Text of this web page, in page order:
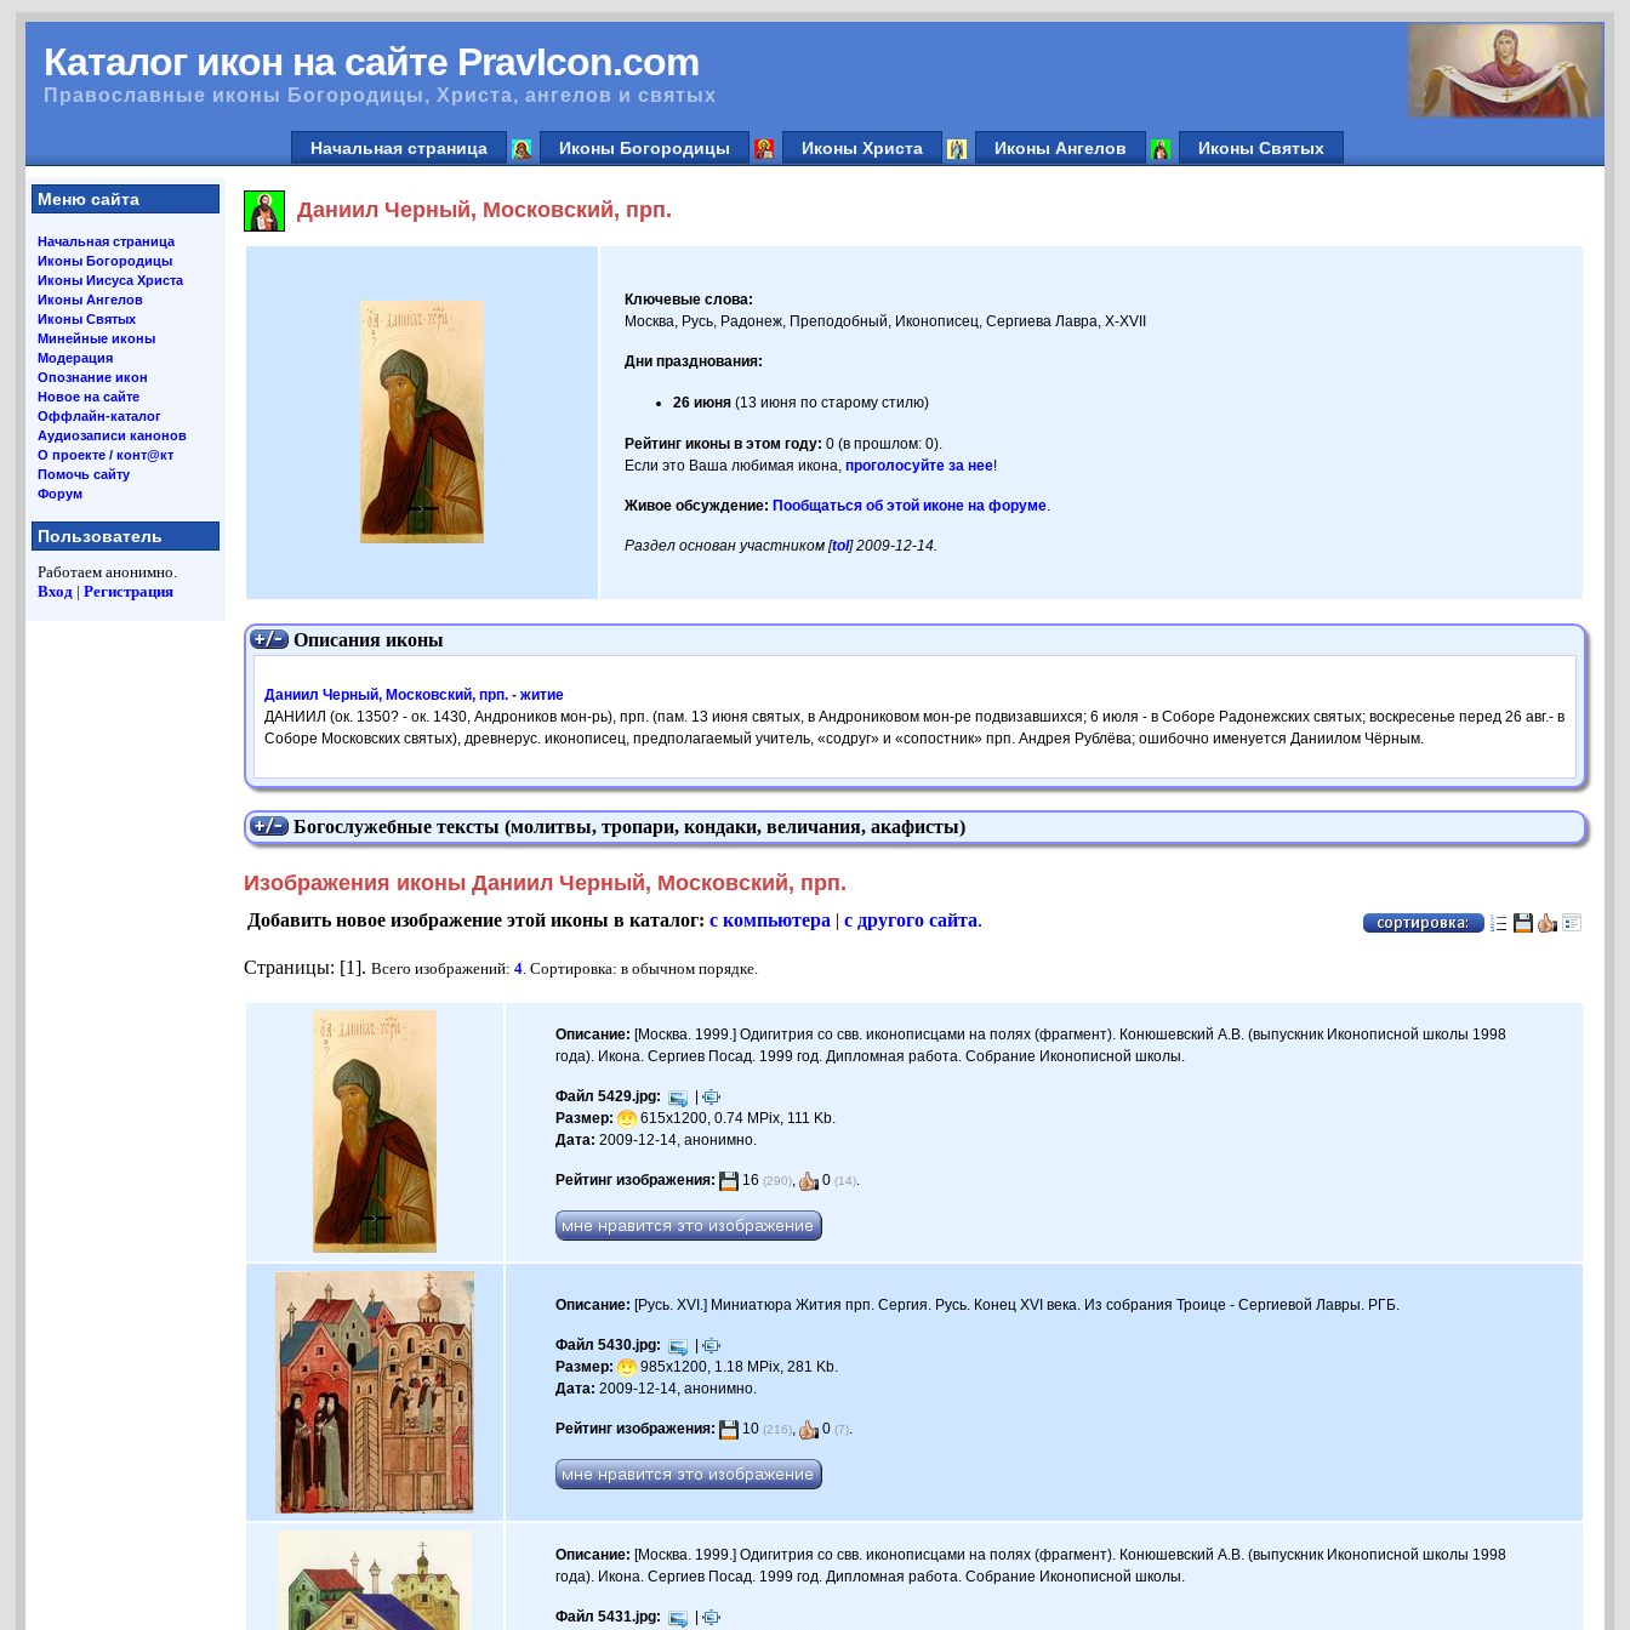
Каталог икон на сайте PravIcon.com
Православные иконы Богородицы, Христа, ангелов и святых
Начальная страница Иконы Богородицы Иконы Христа Иконы Ангелов Иконы Святых
Меню сайта
Начальная страница
Иконы Богородицы
Иконы Иисуса Христа
Иконы Ангелов
Иконы Святых
Минейные иконы
Модерация
Опознание икон
Новое на сайте
Оффлайн-каталог
Аудиозаписи канонов
О проекте / конт@кт
Помочь сайту
Форум
Пользователь
Работаем анонимно.
Вход |Регистрация
Даниил Черный, Московский, прп.
Ключевые слова:
Москва, Русь, Радонеж, Преподобный, Иконописец, Сергиева Лавра, X-XVII
Дни празднования:
26 июня (13 июня по старому стилю)
Рейтинг иконы в этом году: 0 (в прошлом: 0).
Если это Ваша любимая икона,проголосуйте за нее!
Живое обсуждение: Пообщаться об этой иконе на форуме.
Раздел основан участником [tol] 2009-12-14.
Описания иконы
Даниил Черный, Московский, прп. - житие
ДАНИИЛ (ок. 1350? - ок. 1430, Андроников мон-рь), прп. (пам. 13 июня святых, в Андрониковом мон-ре подвизавшихся; 6 июля - в Соборе Радонежских святых; воскресенье перед 26 авг.- в
Соборе Московских святых), древнерус. иконописец, предполагаемый учитель, «содруг» и «сопостник» прп. Андрея Рублёва; ошибочно именуется Даниилом Чёрным.
Богослужебные тексты (молитвы, тропари, кондаки, величания, акафисты)
Изображения иконы Даниил Черный, Московский, прп.
Добавить новое изображение этой иконы в каталог:с компьютера |с другого сайта.
Страницы: [1].Всего изображений:4. Сортировка: в обычном порядке.
Описание: [Москва. 1999.] Одигитрия со свв. иконописцами на полях (фрагмент). Конюшевский А.В. (выпускник Иконописной школы 1998
года). Икона. Сергиев Посад. 1999 год. Дипломная работа. Собрание Иконописной школы.
Файл 5429.jpg:
|
Размер:
615x1200, 0.74 MPix, 111 Kb.
Дата: 2009-12-14, анонимно.
Рейтинг изображения: 16(290), 0(14).
Описание: [Русь. XVI.] Миниатюра Жития прп. Сергия. Русь. Конец XVI века. Из собрания Троице - Сергиевой Лавры. РГБ.
Файл 5430.jpg:
|
Размер:
985x1200, 1.18 MPix, 281 Kb.
Дата: 2009-12-14, анонимно.
Рейтинг изображения: 10(216), 0(7).
Описание: [Москва. 1999.] Одигитрия со свв. иконописцами на полях (фрагмент). Конюшевский А.В. (выпускник Иконописной школы 1998
года). Икона. Сергиев Посад. 1999 год. Дипломная работа. Собрание Иконописной школы.
Файл 5431.jpg:
|